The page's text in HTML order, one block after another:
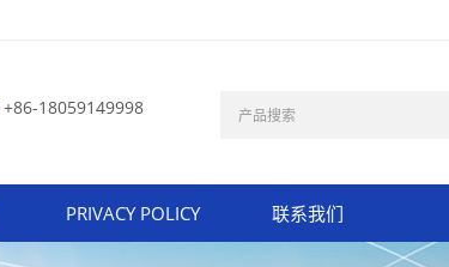
+86-18059149998
PRIVACY POLICY 联系我们